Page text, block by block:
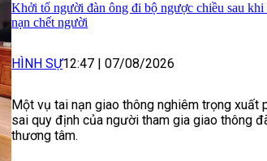
Khởi tố người đàn ông đi bộ ngược chiều sau
nạn chết người
HÌNH SỰ12:47 07/08/2026
Một vụ tai nạn giao thông nghiêm trọng xuất
sai quy định của người tham gia giao thông
thương tâm.